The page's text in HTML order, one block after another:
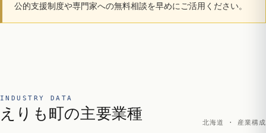
公的支援制度や専門家への無料相談を早めにご活用ください。
INDUSTRY DATA
えりも町の主要業種
北海道 · 産業構成